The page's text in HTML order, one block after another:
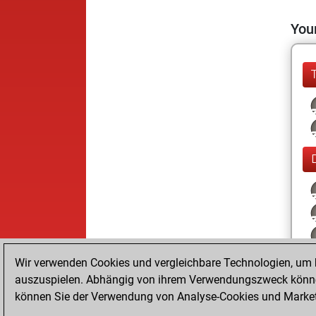
Wir verwenden Cookies und vergleichbare Technologien,
auszuspielen. Abhängig von ihrem Verwendungszweck
können Sie der Verwendung von Analyse-Cookies und